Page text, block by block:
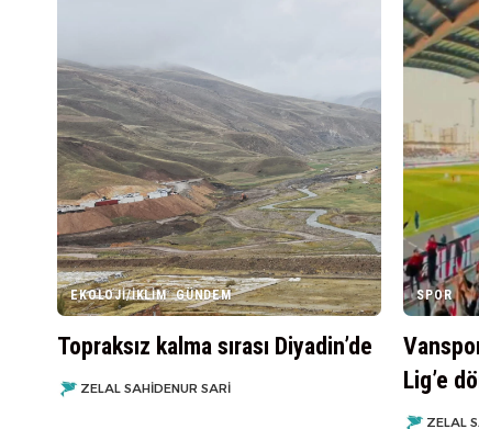
EKOLOJI/İKLIM GÜNDEM
Topraksız kalma sırası Diyadin’de
ZELAL SAHIDENUR SARI
SPOR
Lig’e
ZELAL